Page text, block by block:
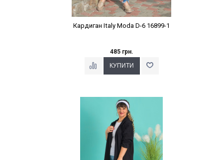
Кардиган Italy Moda D-6 16899-1
485 грн.
Наклейки Варіант з %